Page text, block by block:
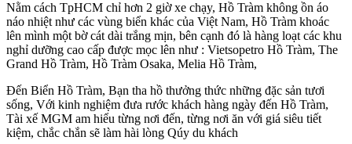
Nằm cách TpHCM chỉ hơn 2 giờ xe chạy, Hồ Tràm không ồn áo
náo nhiệt như các vùng biển khác của Việt Nam, Hồ Tràm khoác
lên mình một bờ cát dài trắng mịn, bên cạnh đó là hàng loạt các khu
nghỉ dưỡng cao cấp được mọc lên như : Vietsopetro Hồ Tràm, The
Grand Hồ Tràm, Hồ Tràm Osaka, Melia Hồ Tràm,
Đến Biển Hồ Tràm, Bạn tha hồ thưởng thức những đặc sản tươi
sống, Với kinh nghiệm đưa rước khách hàng ngày đến Hồ Tràm,
Tài xế MGM am hiểu từng nơi đến, từng nơi ăn với giá siêu tiết
kiệm, chắc chắn sẽ làm hài lòng Qúy du khách